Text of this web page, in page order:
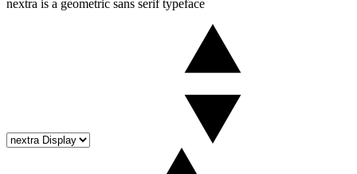
nextra is a geometric sans serif typeface